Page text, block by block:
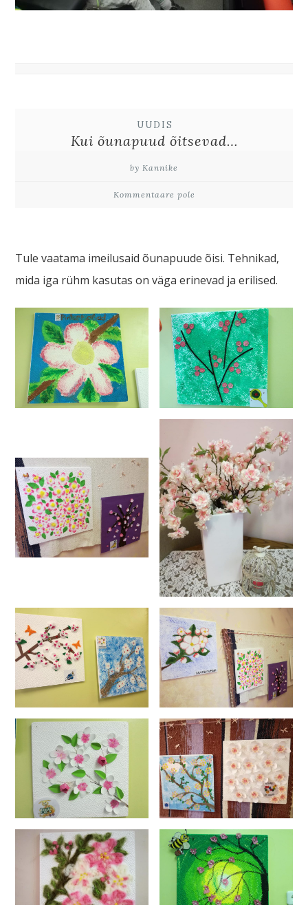
UUDIS
Kui õunapuud õitsevad…
by Kannike
Kommentaare pole
Tule vaatama imeilusaid õunapuude õisi. Tehnikad,
mida iga rühm kasutas on väga erinevad ja erilised.